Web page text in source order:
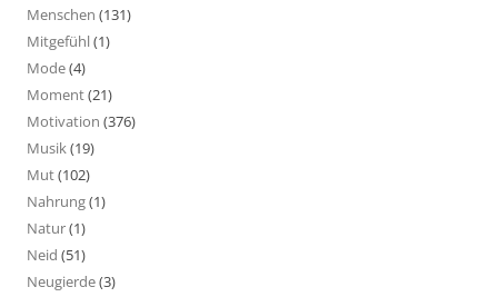
Menschen (131)
Mitgefühl(1)
Mode(4)
Moment(21)
Motivation (376)
Musik(19)
Mut(102)
Nahrung(1)
Natur(1)
Neid (51)
Neugierde(3)